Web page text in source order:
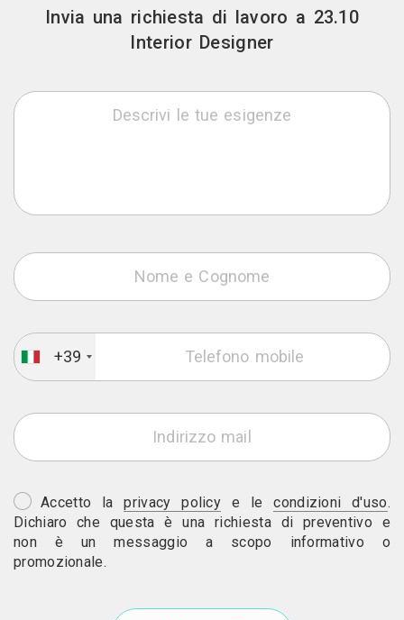
Invia una richiesta di lavoro a 23.10
Interior Designer
+39
Accetto laprivacy policy e lecondizioni d'uso.
Dichiaro che questa è una richiesta di preventivo e
non è un messaggio a scopo informativo o
promozionale.